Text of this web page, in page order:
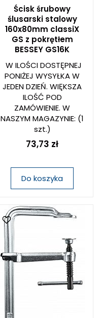
Ścisk śrubowy
ślusarski stalowy
160x80mm classiX
GS z pokrętłem
BESSEY GS16K
W ILOŚCI DOSTĘPNEJ
PONIŻEJ WYSYŁKA W
JEDEN DZIEŃ. WIĘKSZA
ILOŚĆ POD
ZAMÓWIENIE. W
NASZYM MAGAZYNIE: (1
szt.)
73,73 zł
Do koszyka